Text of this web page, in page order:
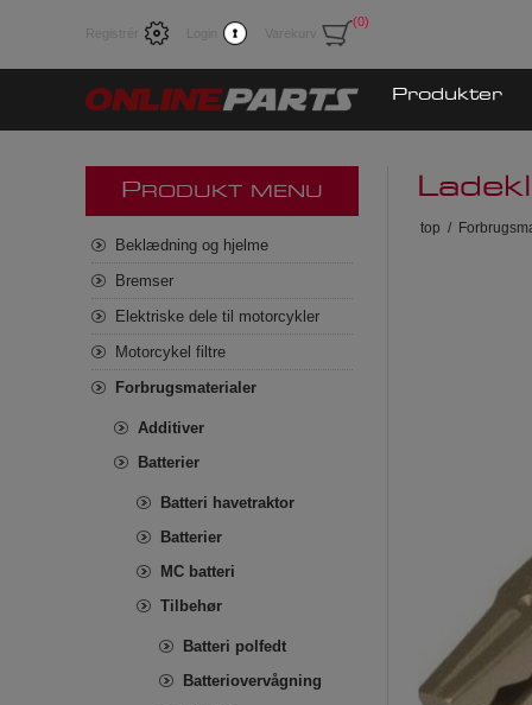
Registrér Login Varekurv
(0)
Produkter
top /
P RODUKT MENU
Beklædning og hjelme
Bremser
Elektriske dele til motorcykler
Motorcykel filtre
Forbrugsmaterialer
Additiver
Batterier
Batteri havetraktor
Batterier
MC batteri
Tilbehør
Batteri polfedt
Batteriovervågning